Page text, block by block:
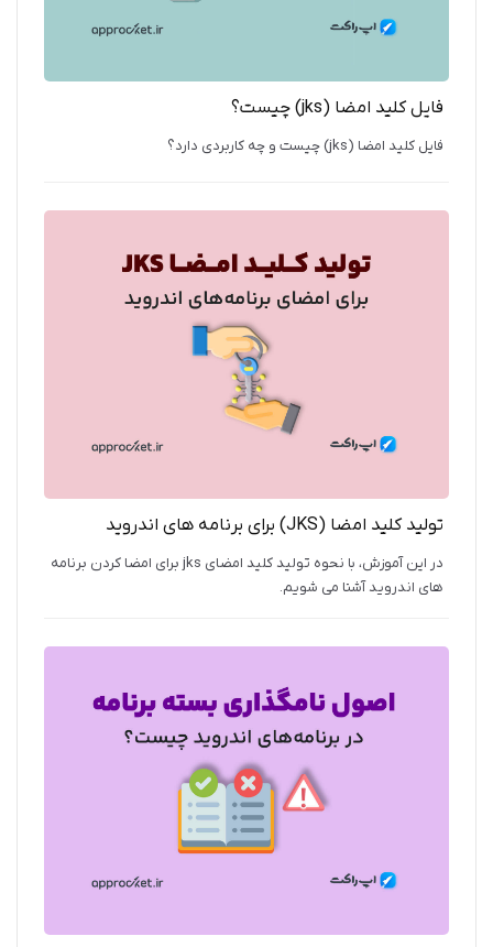
فایل کلید امضا (jks) چیست؟
فایل کلید امضا (jks) چیست و چه کاربردی دارد؟
تولید کلید امضا (JKS) برای برنامه‌ های اندروید
در این آموزش، با نحوه تولید کلید امضای jks برای امضا کردن برنامه
های اندروید آشنا می شویم.